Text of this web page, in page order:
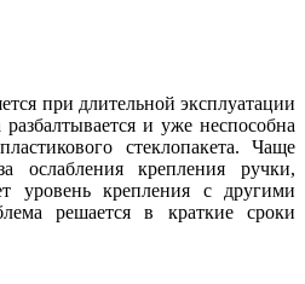
при длительной эксплуатации
и уже неспособна
стеклопакета. Чаще
ослабления крепления ручки,
уровень крепления с другими
решается в краткие сроки